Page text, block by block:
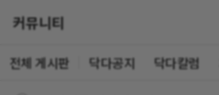
커뮤니티
전체 게시판 닥다공지 닥다칼럼